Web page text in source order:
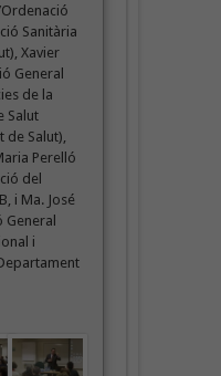
Sanitària
Xavier
General
de la
Salut
de Salut),
Perelló
del
i Ma. José
i